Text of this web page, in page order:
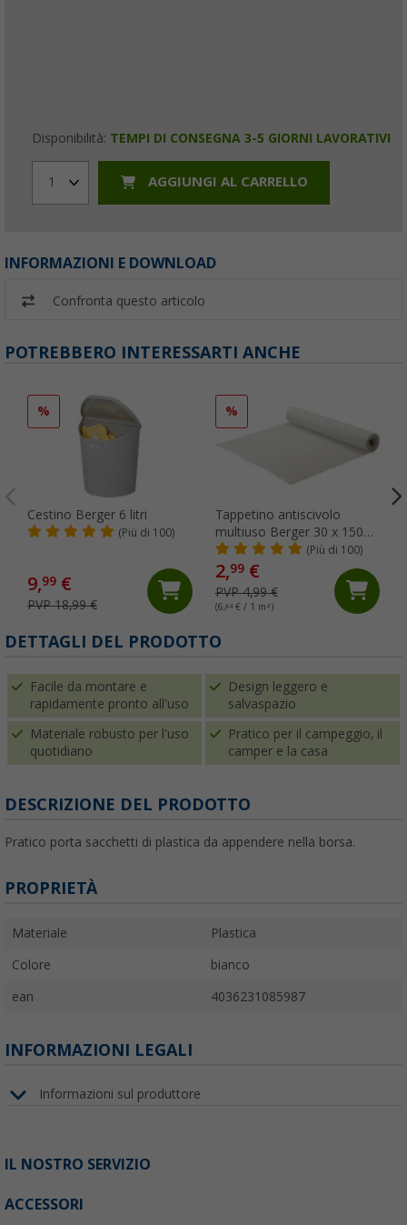
Disponibilità: TEMPI DI CONSEGNA 3-5 GIORNI LAVORATIVI
1 AGGIUNGI AL CARRELLO
INFORMAZIONI E DOWNLOAD
Confronta questo articolo
POTREBBERO INTERESSARTI ANCHE
%
Cestino Berger 6 litri
(Più di 100)
9,99 €
PVP 18,99 €
%
Tappetino antiscivolo
multiuso Berger 30 x 150
cm bianco
(Più di 100)
2,99€
PVP 4,99 €
(6,64€ / 1 m²)
DETTAGLI DEL PRODOTTO
Facile da montare e
rapidamente pronto all'uso
Design leggero e
salvaspazio
Materiale robusto per l'uso
quotidiano
Pratico per il campeggio, il
camper e la casa
DESCRIZIONE DEL PRODOTTO
Pratico porta sacchetti di plastica da appendere nella borsa.
PROPRIETÀ
Materiale Plastica
Colore bianco
ean 4036231085987
INFORMAZIONI LEGALI
Informazioni sul produttore
IL NOSTRO SERVIZIO
ACCESSORI